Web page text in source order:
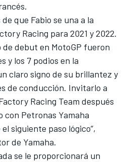
que Fabio se una a la
Racing para 2021 y 2022.
debut en MotoGP fueron
y los 7 podios en la
claro signo de su brillantez y
de conducción. Invitarlo a
Racing Team después
Petronas Yamaha
siguiente paso lógico”,
de Yamaha.
se le proporcionará un